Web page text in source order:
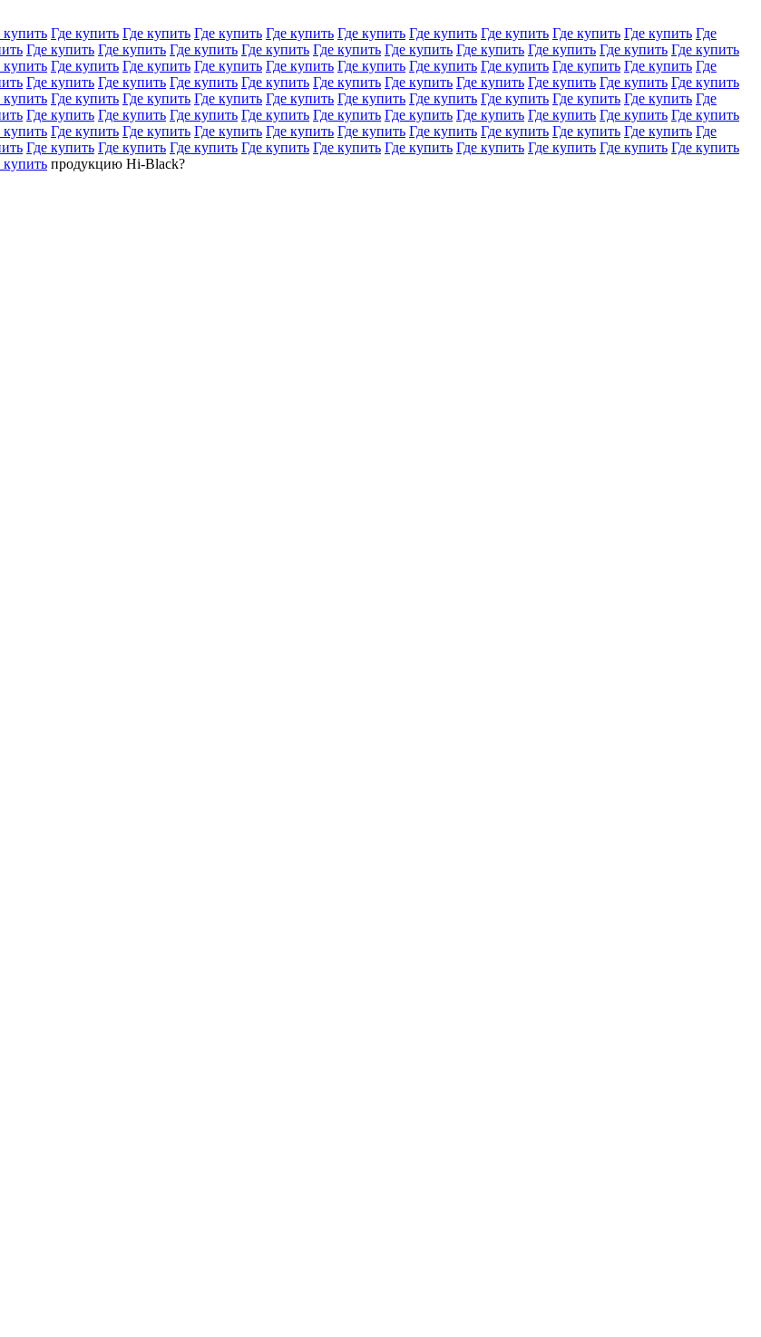
купить Где купить Где купить Где купить Где купить Где купить Где купить Где купить Где купить Где купить Где
Где купить Где купить Где купить Где купить Где купить Где купить Где купить Где купить Где купить Где купить
купить Где купить Где купить Где купить Где купить Где купить Где купить Где купить Где купить Где купить Где
Где купить Где купить Где купить Где купить Где купить Где купить Где купить Где купить Где купить Где купить
купить Где купить Где купить Где купить Где купить Где купить Где купить Где купить Где купить Где купить Где
Где купить Где купить Где купить Где купить Где купить Где купить Где купить Где купить Где купить Где купить
купить Где купить Где купить Где купить Где купить Где купить Где купить Где купить Где купить Где купить Где
Где купить Где купить Где купить Где купить Где купить Где купить Где купить Где купить Где купить Где купить
купить продукцию Hi-Black?